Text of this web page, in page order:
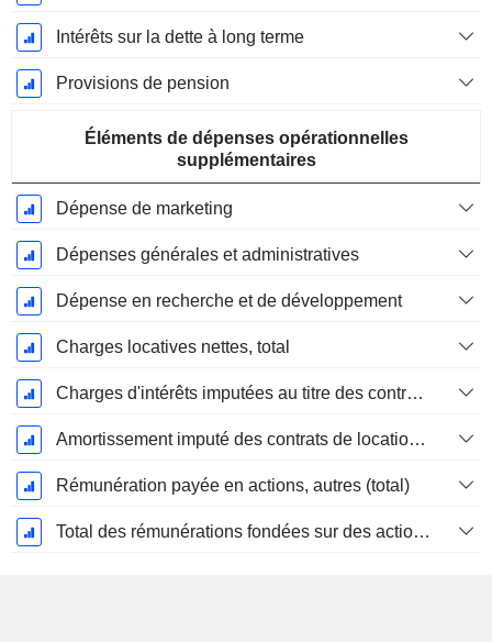
Intérêts sur la dette à long terme
Provisions de pension
Éléments de dépenses opérationnelles
supplémentaires
Dépense de marketing
Dépenses générales et administratives
Dépense en recherche et de développement
Charges locatives nettes, total
Charges d'intérêts imputées au titre des contrats de location
Amortissement imputé des contrats de location simple
Rémunération payée en actions, autres (total)
Total des rémunérations fondées sur des actions